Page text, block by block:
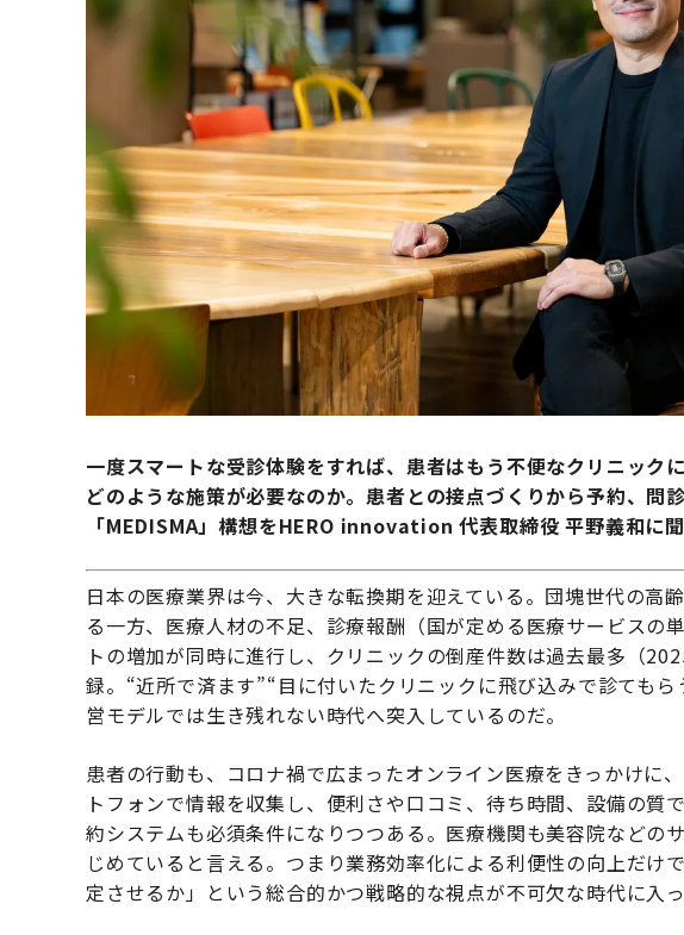
一度スマートな受診体験をすれば、患者はもう不便なクリニック
どのような施策が必要なのか。患者との接点づくりから予約、問
「MEDISMA」構想をHERO innovation 代表取締役 平野義和に聞
日本の医療業界は今、大きな転換期を迎えている。団塊世代の高
る一方、医療人材の不足、診療報酬（国が定める医療サービスの
トの増加が同時に進行し、クリニックの倒産件数は過去最多（
録。“近所で済ます”“目に付いたクリニックに飛び込みで診ても
営モデルでは生き残れない時代へ突入しているのだ。
患者の行動も、コロナ禍で広まったオンライン医療をきっかけに
トフォンで情報を収集し、便利さや口コミ、待ち時間、設備の質
約システムも必須条件になりつつある。医療機関も美容院などの
じめていると言える。つまり業務効率化による利便性の向上だけ
定させるか」という総合的かつ戦略的な視点が不可欠な時代に入っ